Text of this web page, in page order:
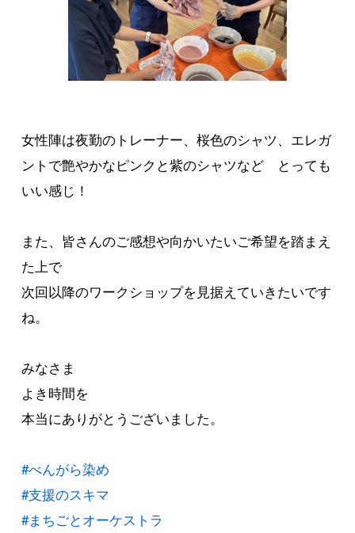
女性陣は夜勤のトレーナー、桜色のシャツ、エレガ
ントで艶やかなピンクと紫のシャツなど とっても
いい感じ！
また、皆さんのご感想や向かいたいご希望を踏まえ
た上で
次回以降のワークショップを見据えていきたいです
ね。
みなさま
よき時間を
本当にありがとうございました。
#べんがら染め
#支援のスキマ
#まちごとオーケストラ